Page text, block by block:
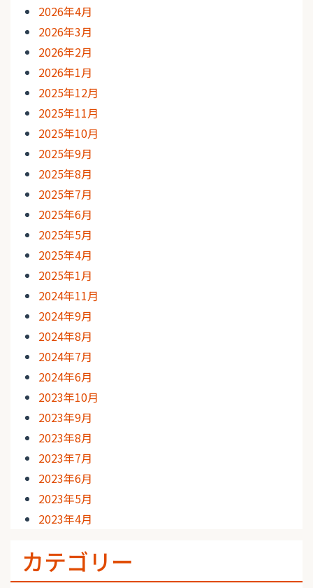
2026年4月
2026年3月
2026年2月
2026年1月
2025年12月
2025年11月
2025年10月
2025年9月
2025年8月
2025年7月
2025年6月
2025年5月
2025年4月
2025年1月
2024年11月
2024年9月
2024年8月
2024年7月
2024年6月
2023年10月
2023年9月
2023年8月
2023年7月
2023年6月
2023年5月
2023年4月
カテゴリー